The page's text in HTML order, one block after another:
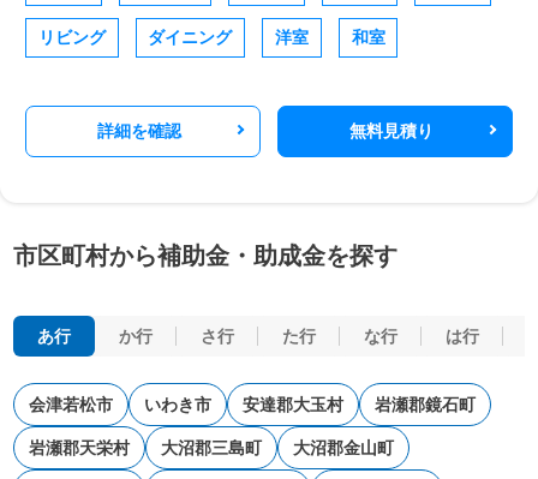
リビング ダイニング 洋室 和室
詳細を確認 無料見積り
市区町村から補助金・助成金を探す
あ行 か行 さ行 た行 な行 は行
会津若松市 いわき市 安達郡大玉村 岩瀬郡鏡石町
岩瀬郡天栄村 大沼郡三島町 大沼郡金山町